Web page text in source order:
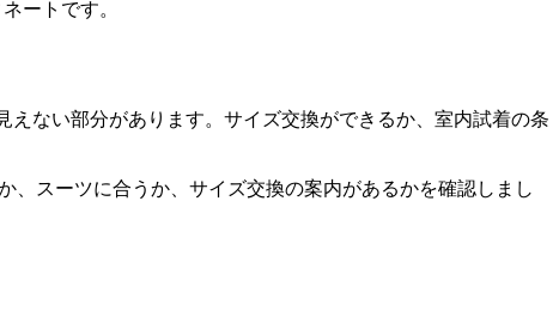
ートです。
ない部分があります。サイズ交換ができるか、室内試着の条
、スーツに合うか、サイズ交換の案内があるかを確認しまし